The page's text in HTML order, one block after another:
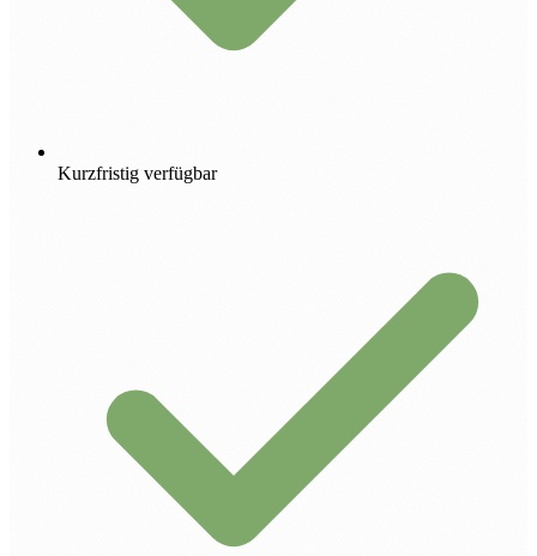
Kurzfristig verfügbar